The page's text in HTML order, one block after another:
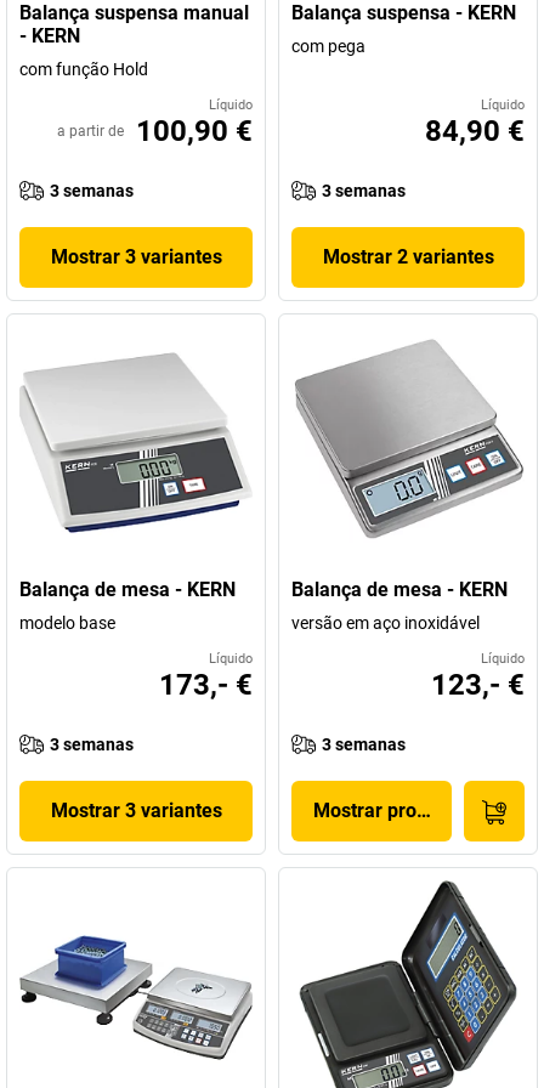
Balança suspensa manual
- KERN
com função Hold
Líquido
a partir de 100,90 €
3 semanas
Mostrar 3 variantes
Balança suspensa - KERN
com pega
Líquido
84,90 €
3 semanas
Mostrar 2 variantes
Balança de mesa - KERN
modelo base
Líquido
173,- €
3 semanas
Mostrar 3 variantes
Balança de mesa - KERN
versão em aço inoxidável
Líquido
123,- €
3 semanas
Mostrar produto